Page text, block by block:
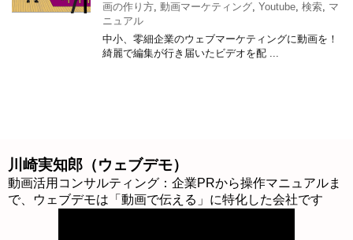
画の作り方, 動画マーケティング, Youtube, 検索, マ
ニュアル
中小、零細企業のウェブマーケティングに動画を！
綺麗で編集が行き届いたビデオを配 ...
川崎実知郎（ウェブデモ）
動画活用コンサルティング：企業PRから操作マニュアルま
で、ウェブデモは「動画で伝える」に特化した会社です